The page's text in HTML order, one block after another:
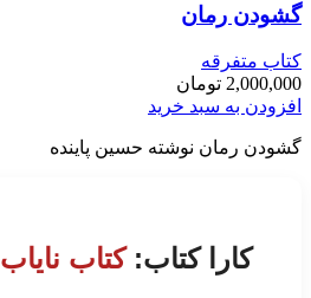
گشودن رمان
کتاب متفرقه
2,000,000 تومان
افزودن به سبد خرید
گشودن رمان نوشته حسین پاینده
کارا کتاب:کتاب نایاب